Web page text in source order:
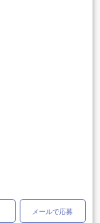
メールで応募